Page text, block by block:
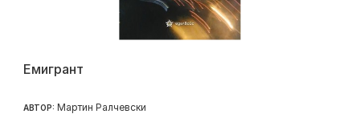
Емигрант
АВТОР: Мартин Ралчевски